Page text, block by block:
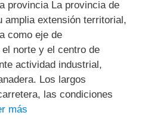
provincia La provincia de
amplia extensión territorial,
como eje de
norte y el centro de
actividad industrial,
Los largos
las condiciones
más